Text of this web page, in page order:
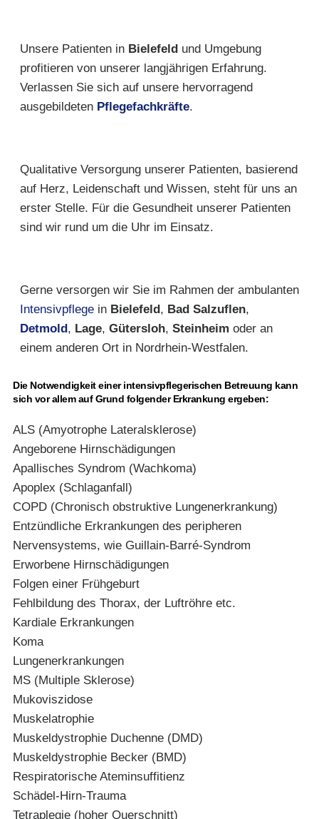
Unsere Patienten in Bielefeld und Umgebung
profitieren von unserer langjährigen Erfahrung.
Verlassen Sie sich auf unsere hervorragend
ausgebildeten Pflegefachkräfte.
Qualitative Versorgung unserer Patienten, basierend
auf Herz, Leidenschaft und Wissen, steht für uns an
erster Stelle. Für die Gesundheit unserer Patienten
sind wir rund um die Uhr im Einsatz.
Gerne versorgen wir Sie im Rahmen der ambulanten
Intensivpflege in Bielefeld, Bad Salzuflen,
Detmold, Lage, Gütersloh, Steinheim oder an
einem anderen Ort in Nordrhein-Westfalen.
Die Notwendigkeit einer intensivpflegerischen Betreuung kann
sich vor allem auf Grund folgender Erkrankung ergeben:
ALS (Amyotrophe Lateralsklerose)
Angeborene Hirnschädigungen
Apallisches Syndrom (Wachkoma)
Apoplex (Schlaganfall)
COPD (Chronisch obstruktive Lungenerkrankung)
Entzündliche Erkrankungen des peripheren
Nervensystems, wie Guillain-Barré-Syndrom
Erworbene Hirnschädigungen
Folgen einer Frühgeburt
Fehlbildung des Thorax, der Luftröhre etc.
Kardiale Erkrankungen
Koma
Lungenerkrankungen
MS (Multiple Sklerose)
Mukoviszidose
Muskelatrophie
Muskeldystrophie Duchenne (DMD)
Muskeldystrophie Becker (BMD)
Respiratorische Ateminsuffitienz
Schädel-Hirn-Trauma
Tetraplegie (hoher Querschnitt)